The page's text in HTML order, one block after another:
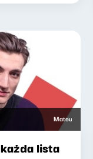
Mateusz
lista